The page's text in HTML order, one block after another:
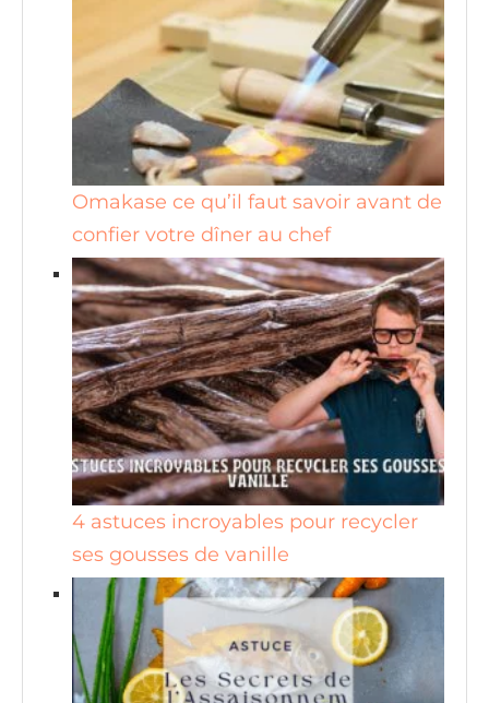
Omakase ce qu’il faut savoir avant de
confier votre dîner au chef
4 astuces incroyables pour recycler
ses gousses de vanille